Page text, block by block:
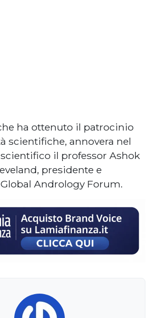
ha ottenuto il patrocinio
scientifiche, annovera nel
il professor Ashok
presidente e
Andrology Forum.